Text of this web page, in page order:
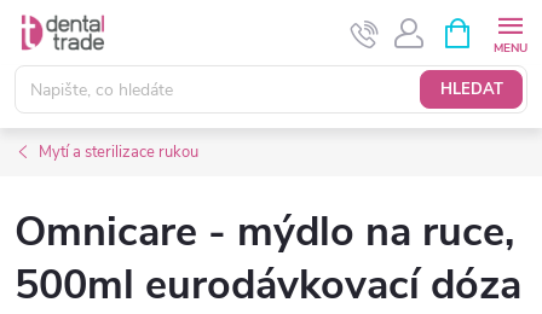
Přejít
obsah
HLEDAT
NÁKUPNÍ
KOŠÍK
Mytí a sterilizace rukou
Omnicare - mýdlo na ruce,
500ml eurodávkovací dóza